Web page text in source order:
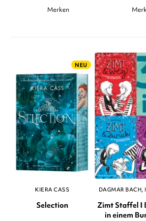
Merken
NEU
KIERA CASS
Selection
DAGMAR BACH
Zimt Staffel I
in einem